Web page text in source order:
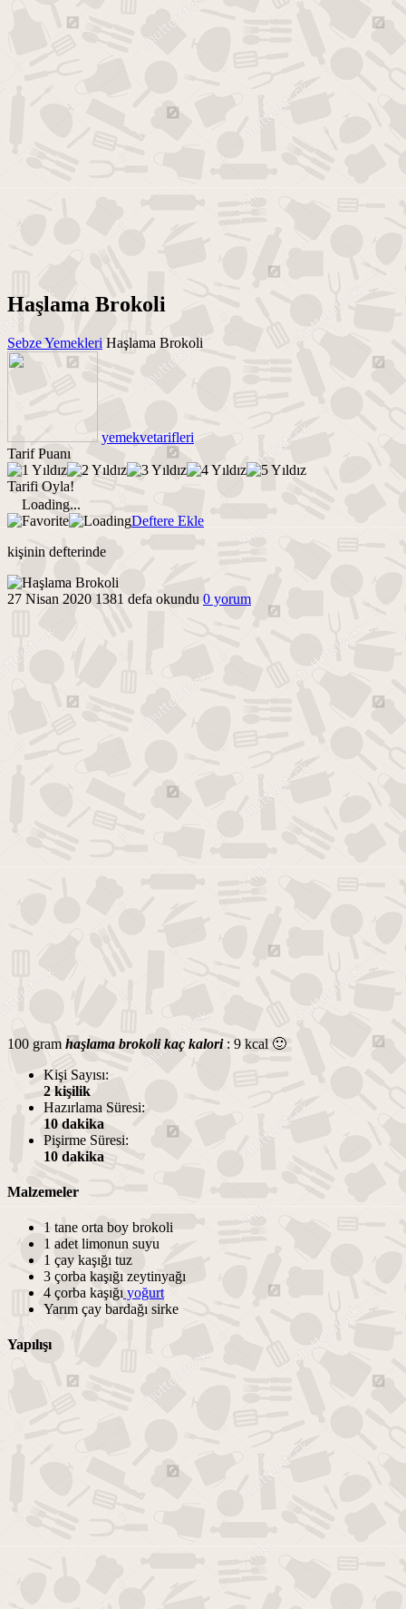
Haşlama Brokoli
Sebze Yemekleri Haşlama Brokoli
yemekvetarifleri
Tarif Puanı
Tarifi Oyla!
Loading...
Deftere Ekle
kişinin defterinde
27 Nisan 2020 1381 defa okundu 0 yorum
100 gram haşlama brokoli kaç kalori: 9 kcal 🙂
Kişi Sayısı:
2 kişilik
Hazırlama Süresi:
10 dakika
Pişirme Süresi:
10 dakika
Malzemeler
1 tane orta boy brokoli
1 adet limonun suyu
1 çay kaşığı tuz
3 çorba kaşığı zeytinyağı
4 çorba kaşığı yoğurt
Yarım çay bardağı sirke
Yapılışı